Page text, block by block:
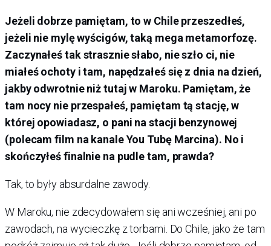
Jeżeli dobrze pamiętam, to w Chile przeszedłeś,
jeżeli nie mylę wyścigów, taką mega metamorfozę.
Zaczynałeś tak strasznie słabo, nie szło ci, nie
miałeś ochoty i tam, napędzałeś się z dnia na dzień,
jakby odwrotnie niż tutaj w Maroku. Pamiętam, że
tam nocy nie przespałeś, pamiętam tą stację, w
której opowiadasz, o pani na stacji benzynowej
(polecam film na kanale You Tubę Marcina). No i
skończyłeś finalnie na pudle tam, prawda?
Tak, to były absurdalne zawody.
W Maroku, nie zdecydowałem się ani wcześniej, ani po
zawodach, na wycieczkę z torbami. Do Chile, jako że tam